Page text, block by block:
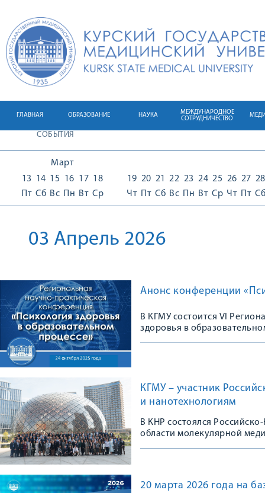
ГЛАВНАЯ ОБРАЗОВАНИЕ НАУКА
МЕЖДУНАРОДНОЕ
СОТРУДНИЧЕСТВО
СОБЫТИЯ
Март
13
Пт
14
Сб
15
Вс
16
Пн
17
Вт
18
Ср
19
Чт
20
Пт
21
Сб
22
Вс
23
Пн
24
Вт
25
Ср
26
Чт
27
Пт
28
Сб
03 Апрель 2026
Анонс конференции
В КГМУ состоится VI
здоровья в
КГМУ – участник
и нанотехнологиям
В КНР состоялся
области молекулярной
20 марта 2026 года на